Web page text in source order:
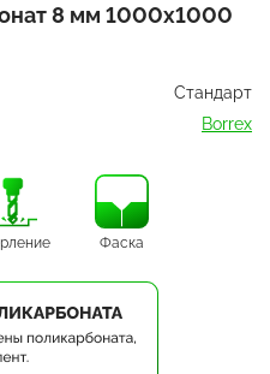
8 мм 1000х1000
Стандарт
Borrex
Фаска